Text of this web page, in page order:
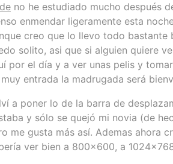
no he estudiado mucho después
enmendar ligeramente esta
creo que lo llevo todo bastante
solito, asi que si alguien quiere
por el día y a ver unas pelis y
entrada la madrugada será
a poner lo de la barra de
y sólo se quejó mi novia (de
me gusta más así. Ademas ahora
ver bien a 800×600, a